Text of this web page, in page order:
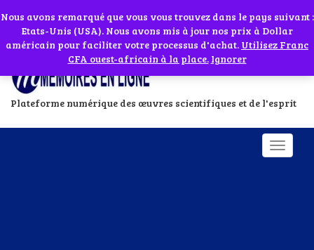
Abonnes toi à notre chaîne WhatsApp en cliquant sur l'icône en face
Plateforme numérique des œuvres scientifiques et de l'esprit
Si vous avez besoin d'assistance Contactez-nous par WhatsApp au
+229 01 95 33 60 26Ignorer
Nous avons remarqué que vous vous trouvez dans le pays suivant :
Etats-Unis (USA). Nous avons mis à jour nos prix à Dollar
américain pour faciliter votre processus d'achat. Utilisez Franc
CFA ouest-africain à la place. Ignorer